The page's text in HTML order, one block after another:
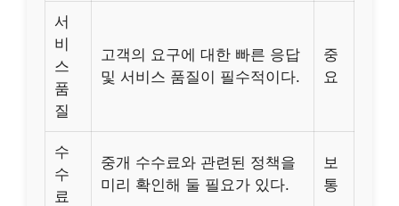
서
비
스
품
질
고객의 요구에 대한 빠른 응답
및 서비스 품질이 필수적이다.
중
요
수
수
료
중개 수수료와 관련된 정책을
미리 확인해 둘 필요가 있다.
보
통